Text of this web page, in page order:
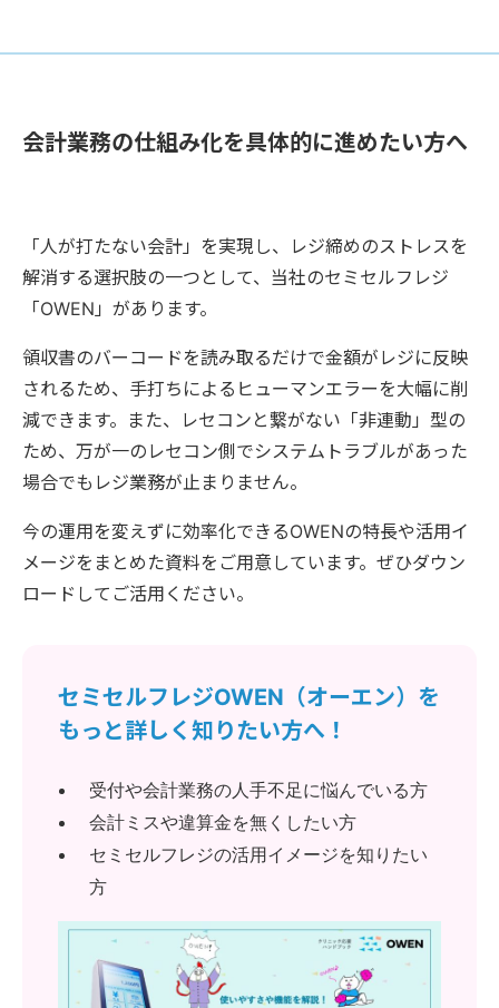
会計業務の仕組み化を具体的に進めたい方へ
「人が打たない会計」を実現し、レジ締めのストレスを
解消する選択肢の一つとして、当社のセミセルフレジ
「OWEN」があります。
領収書のバーコードを読み取るだけで金額がレジに反映
されるため、手打ちによるヒューマンエラーを大幅に削
減できます。また、レセコンと繋がない「非連動」型の
ため、万が一のレセコン側でシステムトラブルがあった
場合でもレジ業務が止まりません。
今の運用を変えずに効率化できるOWENの特長や活用イ
メージをまとめた資料をご用意しています。ぜひダウン
ロードしてご活用ください。
セミセルフレジOWEN（オーエン）を
もっと詳しく知りたい方へ！
受付や会計業務の人手不足に悩んでいる方
会計ミスや違算金を無くしたい方
セミセルフレジの活用イメージを知りたい
方